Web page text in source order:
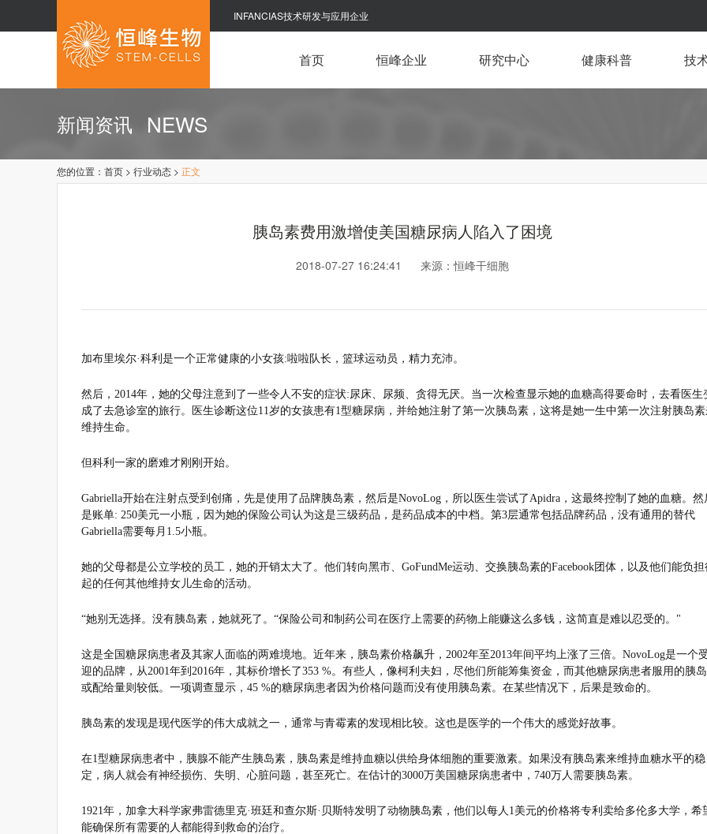
INFANCIAS技术研发与应用企业
首页 恒峰企业 研究中心 健康科普 技
新闻资讯 NEWS
您的位置： 首页 > 行业动态 > 正文
胰岛素费用激增使美国糖尿病人陷入了困境
2018-07-27 16:24:41 来源：恒峰干细胞
加布里埃尔·科利是一个正常健康的小女孩:啦啦队长，篮球运动员，精力充沛。
然后，2014年，她的父母注意到了一些令人不安的症状:尿床、尿频、贪得无厌。当一次检查显示她的血糖高得要命时，去看医生
成了去急诊室的旅行。医生诊断这位11岁的女孩患有1型糖尿病，并给她注射了第一次胰岛素，这将是她一生中第一次注射胰岛
维持生命。
但科利一家的磨难才刚刚开始。
Gabriella开始在注射点受到创痛，先是使用了品牌胰岛素，然后是NovoLog，所以医生尝试了Apidra，这最终控制了她的血糖。然
是账单: 250美元一小瓶，因为她的保险公司认为这是三级药品，是药品成本的中档。第3层通常包括品牌药品，没有通用的替代
Gabriella需要每月1.5小瓶。
她的父母都是公立学校的员工，她的开销太大了。他们转向黑市、GoFundMe运动、交换胰岛素的Facebook团体，以及他们能负担
起的任何其他维持女儿生命的活动。
“她别无选择。没有胰岛素，她就死了。“保险公司和制药公司在医疗上需要的药物上能赚这么多钱，这简直是难以忍受的。"
这是全国糖尿病患者及其家人面临的两难境地。近年来，胰岛素价格飙升，2002年至2013年间平均上涨了三倍。NovoLog是一个
迎的品牌，从2001年到2016年，其标价增长了353 %。有些人，像柯利夫妇，尽他们所能筹集资金，而其他糖尿病患者服用的胰
或配给量则较低。一项调查显示，45 %的糖尿病患者因为价格问题而没有使用胰岛素。在某些情况下，后果是致命的。
胰岛素的发现是现代医学的伟大成就之一，通常与青霉素的发现相比较。这也是医学的一个伟大的感觉好故事。
在1型糖尿病患者中，胰腺不能产生胰岛素，胰岛素是维持血糖以供给身体细胞的重要激素。如果没有胰岛素来维持血糖水平的稳
定，病人就会有神经损伤、失明、心脏问题，甚至死亡。在估计的3000万美国糖尿病患者中，740万人需要胰岛素。
1921年，加拿大科学家弗雷德里克·班廷和查尔斯·贝斯特发明了动物胰岛素，他们以每人1美元的价格将专利卖给多伦多大学，希
能确保所有需要的人都能得到救命的治疗。